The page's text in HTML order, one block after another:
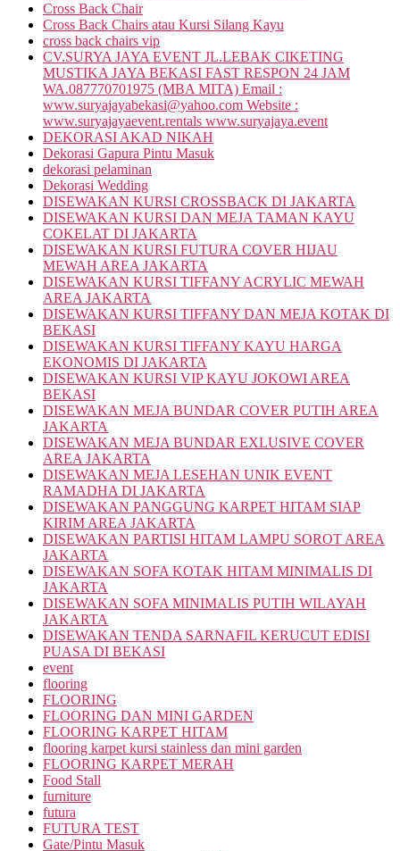
Cross Back Chair
Cross Back Chairs atau Kursi Silang Kayu
cross back chairs vip
CV.SURYA JAYA EVENT JL.LEBAK CIKETING
MUSTIKA JAYA BEKASI FAST RESPON 24 JAM
WA.087770701975 (MBA MITA) Email :
www.suryajayabekasi@yahoo.com Website :
www.suryajayaevent.rentals www.suryajaya.event
DEKORASI AKAD NIKAH
Dekorasi Gapura Pintu Masuk
dekorasi pelaminan
Dekorasi Wedding
DISEWAKAN KURSI CROSSBACK DI JAKARTA
DISEWAKAN KURSI DAN MEJA TAMAN KAYU
COKELAT DI JAKARTA
DISEWAKAN KURSI FUTURA COVER HIJAU
MEWAH AREA JAKARTA
DISEWAKAN KURSI TIFFANY ACRYLIC MEWAH
AREA JAKARTA
DISEWAKAN KURSI TIFFANY DAN MEJA KOTAK DI
BEKASI
DISEWAKAN KURSI TIFFANY KAYU HARGA
EKONOMIS DI JAKARTA
DISEWAKAN KURSI VIP KAYU JOKOWI AREA
BEKASI
DISEWAKAN MEJA BUNDAR COVER PUTIH AREA
JAKARTA
DISEWAKAN MEJA BUNDAR EXLUSIVE COVER
AREA JAKARTA
DISEWAKAN MEJA LESEHAN UNIK EVENT
RAMADHA DI JAKARTA
DISEWAKAN PANGGUNG KARPET HITAM SIAP
KIRIM AREA JAKARTA
DISEWAKAN PARTISI HITAM LAMPU SOROT AREA
JAKARTA
DISEWAKAN SOFA KOTAK HITAM MINIMALIS DI
JAKARTA
DISEWAKAN SOFA MINIMALIS PUTIH WILAYAH
JAKARTA
DISEWAKAN TENDA SARNAFIL KERUCUT EDISI
PUASA DI BEKASI
event
flooring
FLOORING
FLOORING DAN MINI GARDEN
FLOORING KARPET HITAM
flooring karpet kursi stainless dan mini garden
FLOORING KARPET MERAH
Food Stall
furniture
futura
FUTURA TEST
Gate/Pintu Masuk